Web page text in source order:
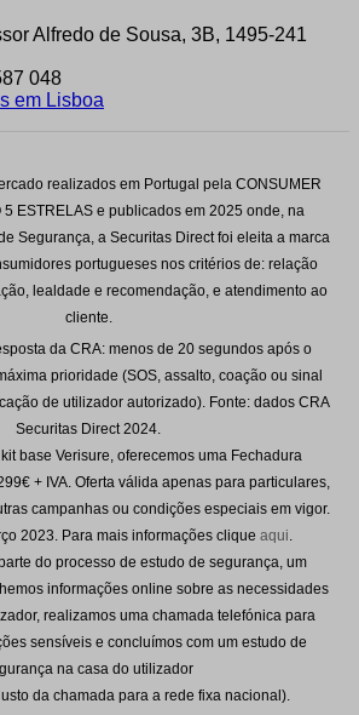
Alfredo de Sousa, 3B, 1495-241
048
em Lisboa
realizados em Portugal pela CONSUMER
5 ESTRELAS e publicados em 2025 onde, na
Segurança, a Securitas Direct foi eleita a marca
portugueses nos critérios de: relação
lealdade e recomendação, e atendimento ao
cliente.
da CRA: menos de 20 segundos após o
prioridade (SOS, assalto, coação ou sinal
de utilizador autorizado). Fonte: dados CRA
Securitas Direct 2024.
base Verisure, oferecemos uma Fechadura
+ IVA. Oferta válida apenas para particulares,
campanhas ou condições especiais em vigor.
2023. Para mais informações clique aqui.
do processo de estudo de segurança, um
informações online sobre as necessidades
realizamos uma chamada telefónica para
sensíveis e concluímos com um estudo de
na casa do utilizador
da chamada para a rede fixa nacional).